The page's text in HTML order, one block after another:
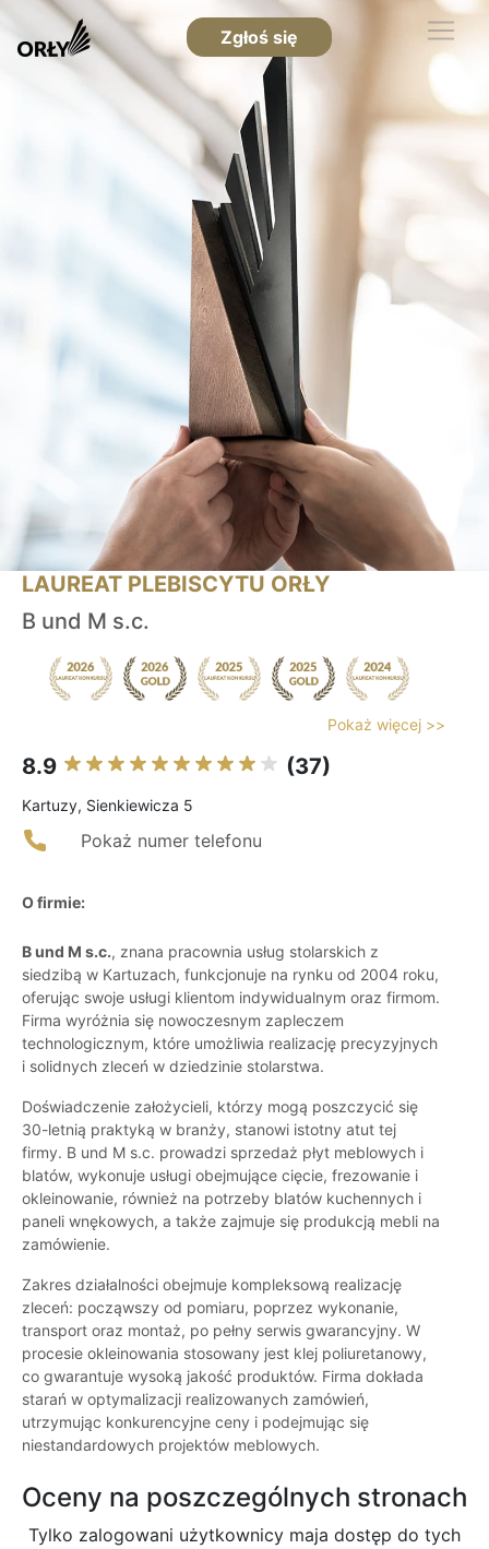
Zgłoś się
LAUREAT PLEBISCYTU ORŁY
B und M s.c.
Pokaż więcej >>
8.9 (37)
Kartuzy, Sienkiewicza 5
Pokaż numer telefonu
O firmie:
B und M s.c., znana pracownia usług stolarskich z
siedzibą w Kartuzach, funkcjonuje na rynku od 2004 roku,
oferując swoje usługi klientom indywidualnym oraz firmom.
Firma wyróżnia się nowoczesnym zapleczem
technologicznym, które umożliwia realizację precyzyjnych
i solidnych zleceń w dziedzinie stolarstwa.
Doświadczenie założycieli, którzy mogą poszczycić się
30-letnią praktyką w branży, stanowi istotny atut tej
firmy. B und M s.c. prowadzi sprzedaż płyt meblowych i
blatów, wykonuje usługi obejmujące cięcie, frezowanie i
okleinowanie, również na potrzeby blatów kuchennych i
paneli wnękowych, a także zajmuje się produkcją mebli na
zamówienie.
Zakres działalności obejmuje kompleksową realizację
zleceń: począwszy od pomiaru, poprzez wykonanie,
transport oraz montaż, po pełny serwis gwarancyjny. W
procesie okleinowania stosowany jest klej poliuretanowy,
co gwarantuje wysoką jakość produktów. Firma dokłada
starań w optymalizacji realizowanych zamówień,
utrzymując konkurencyjne ceny i podejmując się
niestandardowych projektów meblowych.
Oceny na poszczególnych stronach
Tylko zalogowani użytkownicy maja dostęp do tych